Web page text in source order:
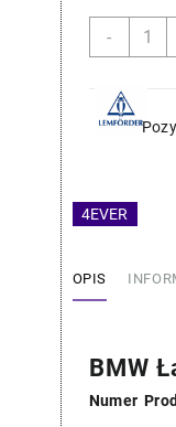
4EVER
-
ilość
-
OPIS
BMW
Numer